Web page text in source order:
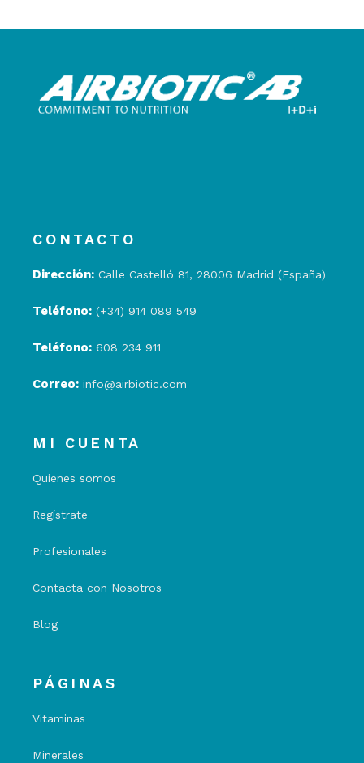
CONTACTO
Dirección: Calle Castelló 81, 28006 Madrid (España)
Teléfono: (+34) 914 089 549
Teléfono: 608 234 911
Correo: info@airbiotic.com
MI CUENTA
Quienes somos
Regístrate
Profesionales
Contacta con Nosotros
Blog
PÁGINAS
Vitaminas
Minerales